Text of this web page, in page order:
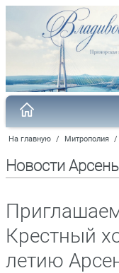
На главную / Митрополия /
Новости
Крестный
летию